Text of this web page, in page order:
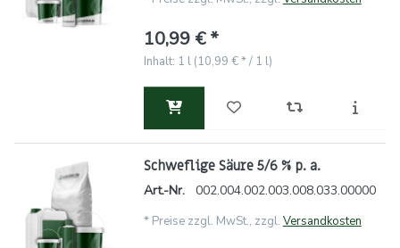
10,99 € *
Inhalt: 1 l (10,99 € * / 1 l)
Schweflige Säure 5/6 % p. a.
Art.-Nr. 002.004.002.003.008.033.00000
* Preise zzgl. MwSt., zzgl. Versandkosten